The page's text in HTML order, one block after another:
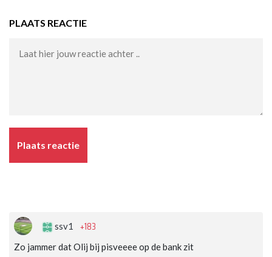
PLAATS REACTIE
Plaats reactie
ssv1 +183
Zo jammer dat Olij bij pisveeee op de bank zit